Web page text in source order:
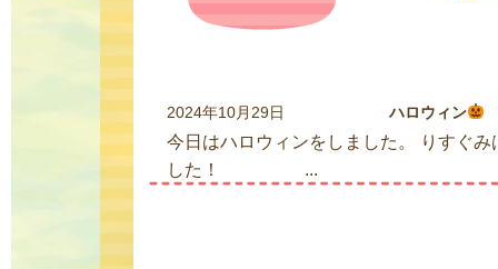
2024年10月29日 ハロウィン
今日はハロウィンをしました。 りすぐ
した！ ...